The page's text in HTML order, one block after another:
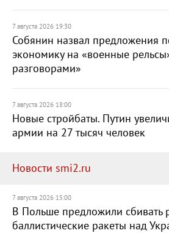
7 августа 2026 19:30
Собянин назвал предложения
экономику на «военные
разговорами»
7 августа 2026 18:00
Новые стройбаты. Путин
армии на 27 тысяч человек
Новости smi2.ru
7 августа 2026 15:00
В Польше предложили сбивать
баллистические ракеты над